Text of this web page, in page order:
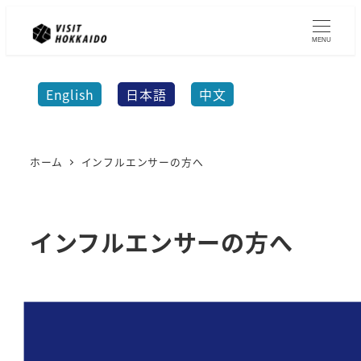
MENU
English 日本語 中文
ホーム インフルエンサーの方へ
インフルエンサーの方へ